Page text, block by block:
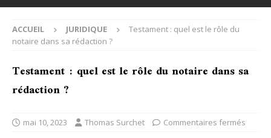
ACCUEIL JURIDIQUE
Testament : quel est le rôle du
notaire dans sa rédaction ?
Testament : quel est le rôle du notaire dans sa
rédaction ?
mai 10, 2023 Thomas Surchet Commentaires fermés